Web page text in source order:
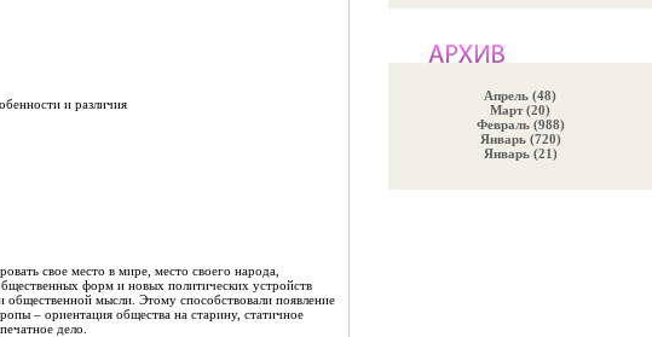
и различия
свое место в мире, место своего народа,
форм и новых политических устройств
общественной мысли. Этому способствовали появление
– ориентация общества на старину, статичное
дело.
Апрель (48)
Март (20)
Февраль (988)
Январь (720)
Январь (21)